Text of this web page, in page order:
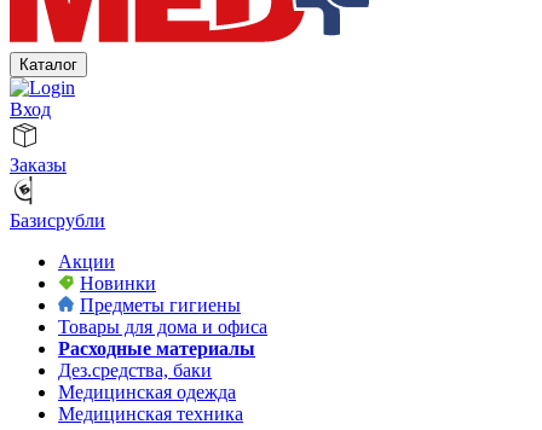
Каталог
Вход
Заказы
Базисрубли
Акции
Новинки
Предметы гигиены
Товары для дома и офиса
Расходные материалы
Дез.средства, баки
Медицинская одежда
Медицинская техника